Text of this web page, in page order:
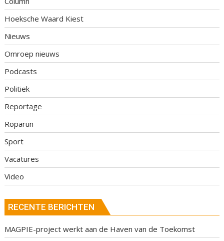
Hoeksche Waard Kiest
Nieuws
Omroep nieuws
Podcasts
Politiek
Reportage
Roparun
Sport
Vacatures
Video
RECENTE BERICHTEN
MAGPIE-project werkt aan de Haven van de Toekomst